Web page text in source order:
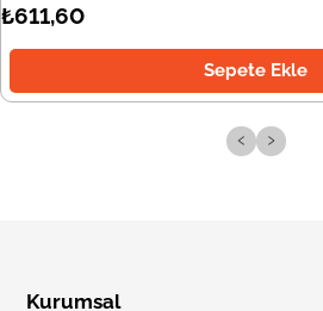
₺611,60
Sepete Ekle
‹ ›
Kurumsal